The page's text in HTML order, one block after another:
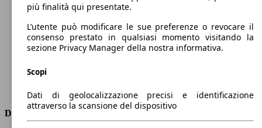
Numero di marce
6
Coppia
350 nm
Cilindrata
1956 ccm
Carburante
Diesel
Trasmissione
Dimensioni
più finalità qui presentate.
L’utente può modificare le sue preferenze o revocare il
consenso prestato in qualsiasi momento visitando la
sezione Privacy Manager della nostra informativa.
Scopi
Dati di geolocalizzazione precisi e identificazione
attraverso la scansione del dispositivo